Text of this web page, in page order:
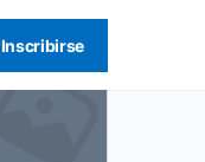
Inscribirse